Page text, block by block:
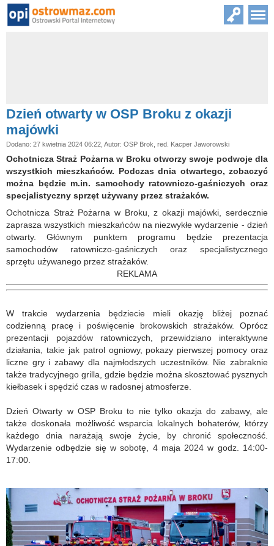
Dzień otwarty w OSP Broku z okazji
majówki
Dodano: 27 kwietnia 2024 06:22, Autor: OSP Brok, red. Kacper Jaworowski
Ochotnicza Straż Pożarna w Broku otworzy swoje podwoje dla
wszystkich mieszkańców. Podczas dnia otwartego, zobaczyć
można będzie m.in. samochody ratowniczo-gaśniczych oraz
specjalistyczny sprzęt używany przez strażaków.
Ochotnicza Straż Pożarna w Broku, z okazji majówki, serdecznie
zaprasza wszystkich mieszkańców na niezwykłe wydarzenie - dzień
otwarty. Głównym punktem programu będzie prezentacja
samochodów ratowniczo-gaśniczych oraz specjalistycznego
sprzętu używanego przez strażaków.
REKLAMA
W trakcie wydarzenia będziecie mieli okazję bliżej poznać
codzienną pracę i poświęcenie brokowskich strażaków. Oprócz
prezentacji pojazdów ratowniczych, przewidziano interaktywne
działania, takie jak patrol ogniowy, pokazy pierwszej pomocy oraz
liczne gry i zabawy dla najmłodszych uczestników. Nie zabraknie
także tradycyjnego grilla, gdzie będzie można skosztować pysznych
kiełbasek i spędzić czas w radosnej atmosferze.
Dzień Otwarty w OSP Broku to nie tylko okazja do zabawy, ale
także doskonała możliwość wsparcia lokalnych bohaterów, którzy
każdego dnia narażają swoje życie, by chronić społeczność.
Wydarzenie odbędzie się w sobotę, 4 maja 2024 w godz. 14:00-
17:00.